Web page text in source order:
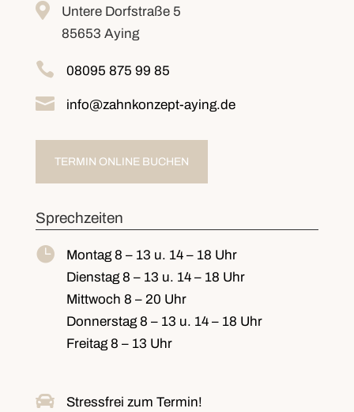

Untere Dorfstraße 5
85653 Aying
 08095 875 99 85
 info@zahnkonzept-aying.de
TERMIN ONLINE BUCHEN
Sprechzeiten
 Montag 8 – 13 u. 14 – 18 Uhr
Dienstag 8 – 13 u. 14 – 18 Uhr
Mittwoch 8 – 20 Uhr
Donnerstag 8 – 13 u. 14 – 18 Uhr
Freitag 8 – 13 Uhr

Stressfrei zum Termin!